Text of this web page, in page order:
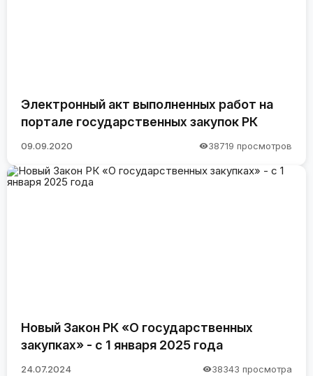
Электронный акт выполненных работ на
портале государственных закупок РК
09.09.2020 38719 просмотров
Новый Закон РК «О государственных
закупках» - с 1 января 2025 года
24.07.2024 38343 просмотра